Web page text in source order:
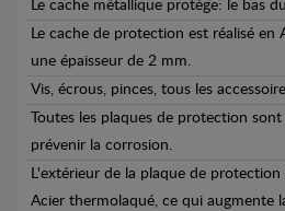
Le cache métallique protège: le bas
Le cache de protection est réalisé en
une épaisseur de 2 mm.
Vis, écrous, pinces, tous les
Toutes les plaques de protection
prévenir la corrosion.
L'extérieur de la plaque de
Acier thermolaqué, ce qui augmente